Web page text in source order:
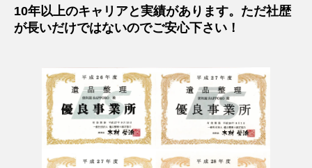
10年以上のキャリアと実績があります。ただ社歴
が長いだけではないのでご安心下さい！